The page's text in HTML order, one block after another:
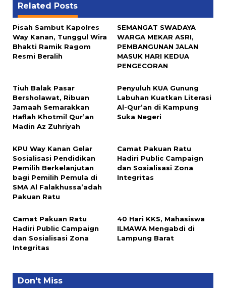
Related Posts
Pisah Sambut Kapolres
Way Kanan, Tunggul Wira
Bhakti Ramik Ragom
Resmi Beralih
SEMANGAT SWADAYA
WARGA MEKAR ASRI,
PEMBANGUNAN JALAN
MASUK HARI KEDUA
PENGECORAN
Tiuh Balak Pasar
Bersholawat, Ribuan
Jamaah Semarakkan
Haflah Khotmil Qur’an
Madin Az Zuhriyah
Penyuluh KUA Gunung
Labuhan Kuatkan Literasi
Al-Qur’an di Kampung
Suka Negeri
KPU Way Kanan Gelar
Sosialisasi Pendidikan
Pemilih Berkelanjutan
bagi Pemilih Pemula di
SMA Al Falakhussa’adah
Pakuan Ratu
Camat Pakuan Ratu
Hadiri Public Campaign
dan Sosialisasi Zona
Integritas
Camat Pakuan Ratu
Hadiri Public Campaign
dan Sosialisasi Zona
Integritas
40 Hari KKS, Mahasiswa
ILMAWA Mengabdi di
Lampung Barat
Don't Miss